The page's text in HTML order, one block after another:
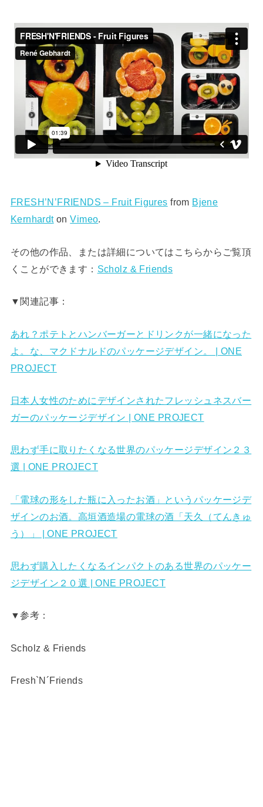
FRESH’N’FRIENDS – Fruit Figures from Bjene
KernhardtonVimeo.
その他の作品、または詳細についてはこちらからご覧頂
くことができます： Scholz & Friends
▼関連記事：
あれ？ポテトとハンバーガーとドリンクが一緒になった
よ。な、マクドナルドのパッケージデザイン。 | ONE
PROJECT
日本人女性のためにデザインされたフレッシュネスバー
ガーのパッケージデザイン | ONE PROJECT
思わず手に取りたくなる世界のパッケージデザイン２３
選 | ONE PROJECT
「電球の形をした瓶に入ったお酒」というパッケージデ
ザインのお酒。高垣酒造場の電球の酒「天久（てんきゅ
う）」 | ONE PROJECT
思わず購入したくなるインパクトのある世界のパッケー
ジデザイン２０選 | ONE PROJECT
▼参考：
Scholz & Friends
Fresh`N´Friends